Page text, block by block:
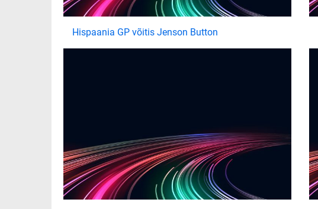
Hispaania GP võitis Jenson Button